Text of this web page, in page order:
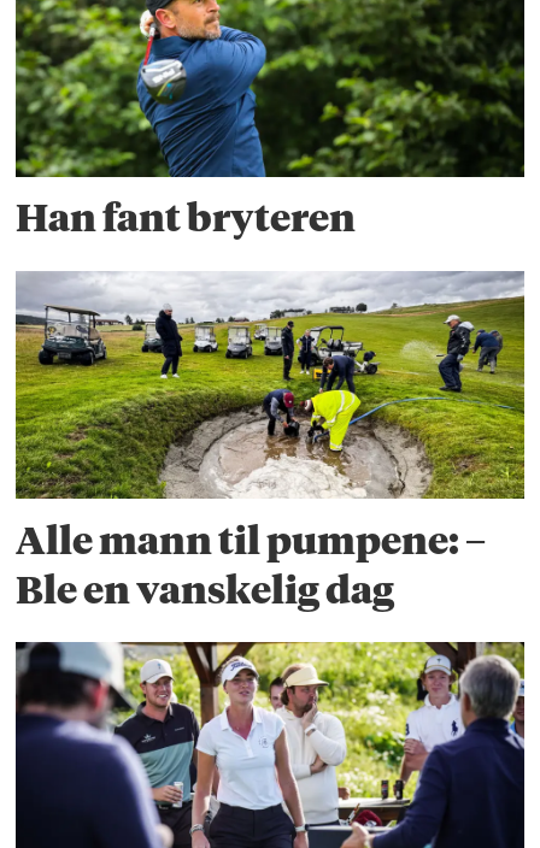
Han fant bryteren
Alle mann til pumpene: –
Ble en vanskelig dag